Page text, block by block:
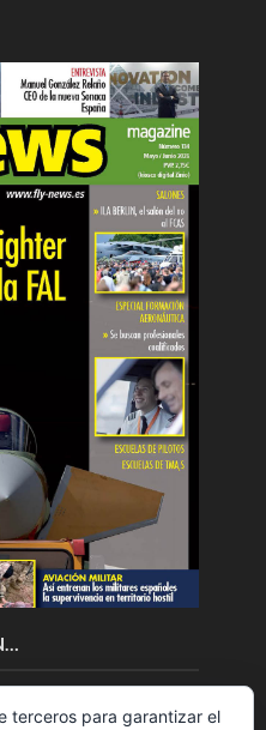
terceros para garantizar el